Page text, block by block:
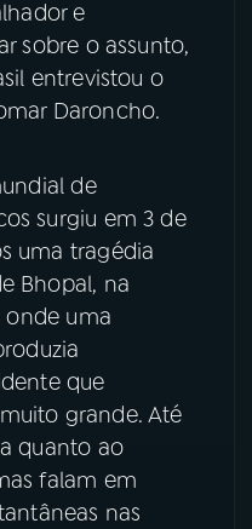
Facebook
e
sobre o assunto,
entrevistou o
Daroncho.
de
surgiu em 3 de
uma tragédia
Bhopal, na
onde uma
que
grande. Até
quanto ao
falam em
nas